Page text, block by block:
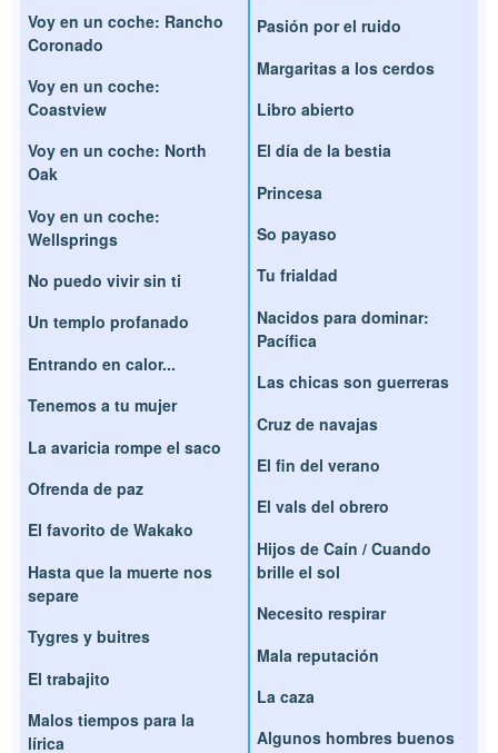
Voy en un coche: Rancho
Coronado
Voy en un coche:
Coastview
Voy en un coche: North
Oak
Voy en un coche:
Wellsprings
No puedo vivir sin ti
Un templo profanado
Entrando en calor...
Tenemos a tu mujer
La avaricia rompe el saco
Ofrenda de paz
El favorito de Wakako
Hasta que la muerte nos
separe
Tygres y buitres
El trabajito
Malos tiempos para la
lírica
Pasión por el ruido
Margaritas a los cerdos
Libro abierto
El día de la bestia
Princesa
So payaso
Tu frialdad
Nacidos para dominar:
Pacífica
Las chicas son guerreras
Cruz de navajas
El fin del verano
El vals del obrero
Hijos de Caín / Cuando
brille el sol
Necesito respirar
Mala reputación
La caza
Algunos hombres buenos